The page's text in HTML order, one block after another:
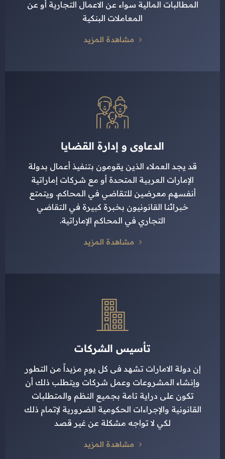
المطالبات المالية سواء عن الاعمال التجارية أو عن
المعاملات البنكية
مشاهدة المزيد
الدعاوى و إدارة القضايا
قد يجد العملاء الذين يقومون بتنفيذ أعمال بدولة
الإمارات العربية المتحدة أو مع شركات إماراتية
أنفسهم معرضين للتقاضي في المحاكم. ويتمتع
خبرائنا القانونيون بخبرة كبيرة في التقاضي
التجاري في المحاكم الإماراتية.
مشاهدة المزيد
تأسيس الشركات
إن دولة الامارات تشهد فى كل يوم مزيداً من التطور
وإنشاء المشروعات وعمل شركات ويتطلب ذلك أن
تكون على دراية تامة بجميع النظم والمتطلبات
القانونية والإجراءات الحكومية الضرورية لإتمام ذلك
لكي لا تواجه مشكلة عن غير قصد
مشاهدة المزيد